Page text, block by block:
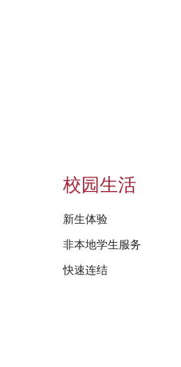
校园生活
新生体验
非本地学生服务
快速连结